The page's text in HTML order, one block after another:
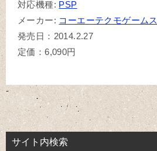
対応機種: PSP
メーカー: コーエーテクモゲームス
発売日：2014.2.27
定価：6,090円
サイト内検索